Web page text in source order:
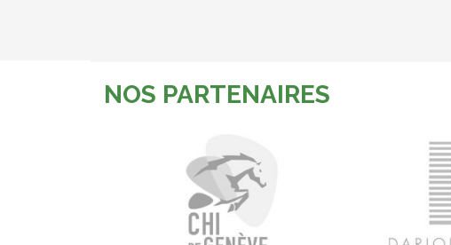
NOS PARTENAIRES